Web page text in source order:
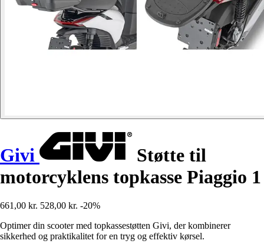
Givi
Støtte til
motorcyklens topkasse Piaggio 1
661,00 kr. 528,00 kr. -20%
Optimer din scooter med topkassestøtten Givi, der kombinerer
sikkerhed og praktikalitet for en tryg og effektiv kørsel.